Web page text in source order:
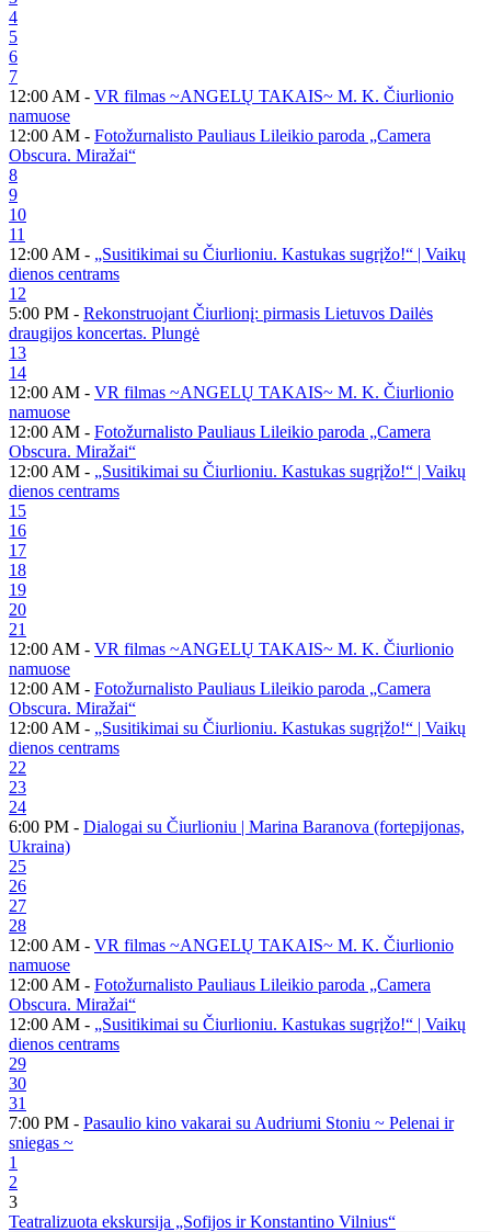
4
5
6
7
12:00 AM - VR filmas ~ANGELŲ TAKAIS~ M. K. Čiurlionio
namuose
12:00 AM - Fotožurnalisto Pauliaus Lileikio paroda „Camera
Obscura. Miražai“
8
9
10
11
12:00 AM - „Susitikimai su Čiurlioniu. Kastukas sugrįžo!“ | Vaikų
dienos centrams
12
5:00 PM - Rekonstruojant Čiurlionį: pirmasis Lietuvos Dailės
draugijos koncertas. Plungė
13
14
12:00 AM - VR filmas ~ANGELŲ TAKAIS~ M. K. Čiurlionio
namuose
12:00 AM - Fotožurnalisto Pauliaus Lileikio paroda „Camera
Obscura. Miražai“
12:00 AM - „Susitikimai su Čiurlioniu. Kastukas sugrįžo!“ | Vaikų
dienos centrams
15
16
17
18
19
20
21
12:00 AM - VR filmas ~ANGELŲ TAKAIS~ M. K. Čiurlionio
namuose
12:00 AM - Fotožurnalisto Pauliaus Lileikio paroda „Camera
Obscura. Miražai“
12:00 AM - „Susitikimai su Čiurlioniu. Kastukas sugrįžo!“ | Vaikų
dienos centrams
22
23
24
6:00 PM - Dialogai su Čiurlioniu | Marina Baranova (fortepijonas,
Ukraina)
25
26
27
28
12:00 AM - VR filmas ~ANGELŲ TAKAIS~ M. K. Čiurlionio
namuose
12:00 AM - Fotožurnalisto Pauliaus Lileikio paroda „Camera
Obscura. Miražai“
12:00 AM - „Susitikimai su Čiurlioniu. Kastukas sugrįžo!“ | Vaikų
dienos centrams
29
30
31
7:00 PM - Pasaulio kino vakarai su Audriumi Stoniu ~ Pelenai ir
sniegas ~
1
2
3
Teatralizuota ekskursija „Sofijos ir Konstantino Vilnius“